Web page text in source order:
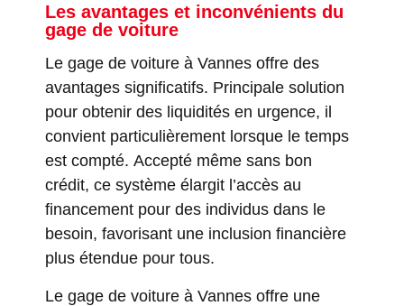
Les avantages et inconvénients du
gage de voiture
Le gage de voiture à Vannes offre des
avantages significatifs. Principale solution
pour obtenir des liquidités en urgence, il
convient particulièrement lorsque le temps
est compté. Accepté même sans bon
crédit, ce système élargit l’accès au
financement pour des individus dans le
besoin, favorisant une inclusion financière
plus étendue pour tous.
Le gage de voiture à Vannes offre une